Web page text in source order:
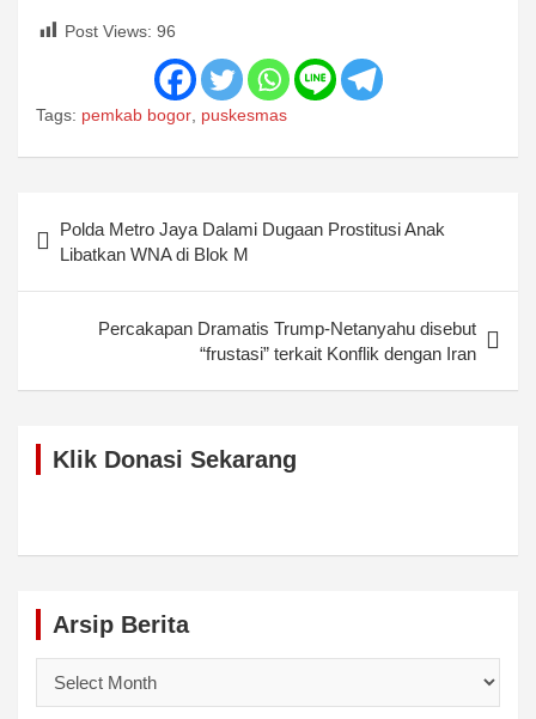
Post Views: 96
Tags: pemkab bogor puskesmas
navigation
Polda Metro Jaya Dalami Dugaan Prostitusi Anak
Libatkan WNA di Blok M
Percakapan Dramatis Trump-Netanyahu disebut
“frustasi” terkait Konflik dengan Iran
Klik Donasi Sekarang
Arsip Berita
Berita